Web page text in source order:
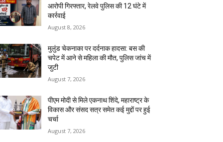
आरोपी गिरफ्तार, रेलवे पुलिस की 12 घंटे में
कार्रवाई
August 8, 2026
मुलुंड चेकनाका पर दर्दनाक हादसा: बस की
चपेट में आने से महिला की मौत, पुलिस जांच में
जुटी
August 7, 2026
पीएम मोदी से मिले एकनाथ शिंदे, महाराष्ट्र के
विकास और संसद सत्र समेत कई मुद्दों पर हुई
चर्चा
August 7, 2026